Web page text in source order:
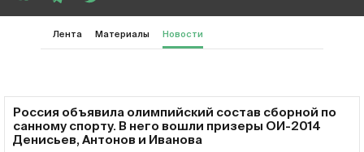
Лента Материалы Новости
Россия объявила олимпийский состав сборной по
санному спорту. В него вошли призеры ОИ-2014
Денисьев, Антонов и Иванова